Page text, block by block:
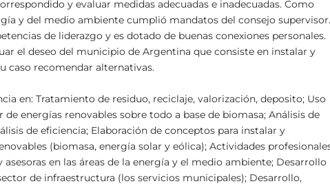
y evaluar medidas adecuadas e inadecuadas. Como
y del medio ambiente cumplió mandatos del consejo
de liderazgo y es dotado de buenas conexiones personales.
el deseo del municipio de Argentina que consiste en instalar y
caso recomendar alternativas.
en: Tratamiento de residuo, reciclaje, valorización, deposito; Uso
energías renovables sobre todo a base de biomasa; Análisis de
de eficiencia; Elaboración de conceptos para instalar y
(biomasa, energía solar y eólica); Actividades
en las áreas de la energía y el medio ambiente; Desarrollo
de infraestructura (los servicios municipales); Desarrollo,